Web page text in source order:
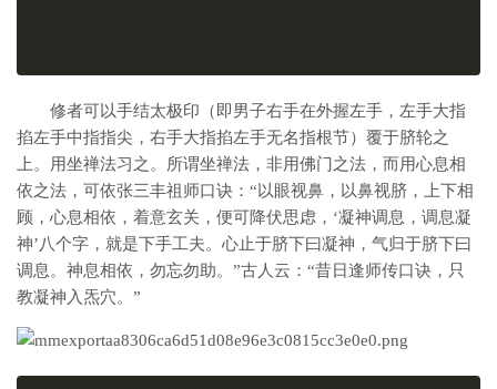
修者可以手结太极印（即男子右手在外握左手，左手大指
掐左手中指指尖，右手大指掐左手无名指根节）覆于脐轮之
上。用坐禅法习之。所谓坐禅法，非用佛门之法，而用心息相
依之法，可依张三丰祖师口诀：“以眼视鼻，以鼻视脐，上下相
顾，心息相依，着意玄关，便可降伏思虑，‘凝神调息，调息凝
神’八个字，就是下手工夫。心止于脐下曰凝神，气归于脐下曰
调息。神息相依，勿忘勿助。”古人云：“昔日逢师传口诀，只
教凝神入炁穴。”